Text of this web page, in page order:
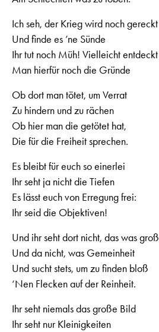
Ich seh, der Krieg wird noch gereckt
Und finde es ’ne Sünde
Ihr tut noch Müh! Vielleicht entdeckt
Man hierfür noch die Gründe
Ob dort man tötet, um Verrat
Zu hindern und zu rächen
Ob hier man die getötet hat,
Die für die Freiheit sprechen.
Es bleibt für euch so einerlei
Ihr seht ja nicht die Tiefen
Es lässt euch von Erregung frei:
Ihr seid die Objektiven!
Und ihr seht dort nicht, das was groß
Und da nicht, was Gemeinheit
Und sucht stets, um zu finden bloß
‘Nen Flecken auf der Reinheit.
Ihr seht niemals das große Bild
Ihr seht nur Kleinigkeiten